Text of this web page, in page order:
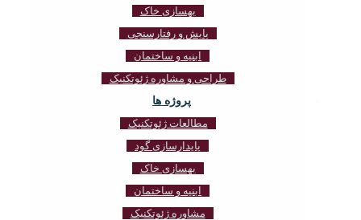
بهسازی خاک
پایش و رفتارسنجی
ابنیه و ساختمان
طراحی و مشاوره ژئوتکنیک
پروژه ها
مطالعات ژئوتکنیک
پایدارسازی گود
بهسازی خاک
ابنیه و ساختمان
مشاوره ژئوتکنیک